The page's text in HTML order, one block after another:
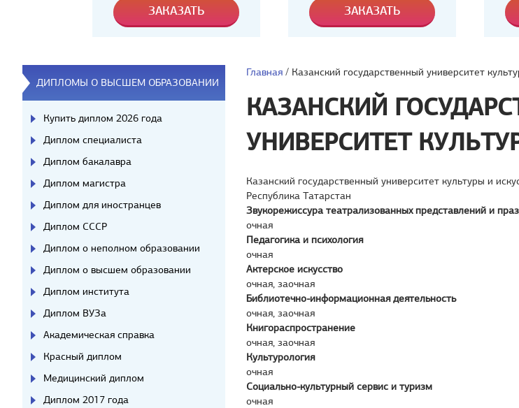
Главная / Казанский государственный университет
КАЗАНСКИЙ
УНИВЕРСИТЕТ
Казанский государственный университет культуры и
Республика Татарстан
Звукорежиссура театрализованных представлений и
очная
Педагогика и психология
очная
Актерское искусство
очная, заочная
Библиотечно-информационная деятельность
очная, заочная
Книгораспространение
очная, заочная
Культурология
очная
Социально-культурный сервис и туризм
очная
ДИПЛОМЫ О ВЫСШЕМ ОБРАЗОВАНИИ
Купить диплом 2026 года
Диплом специалиста
Диплом бакалавра
Диплом магистра
Диплом для иностранцев
Диплом СССР
Диплом о неполном образовании
Диплом о высшем образовании
Диплом института
Диплом ВУЗа
Академическая справка
Красный диплом
Медицинский диплом
Диплом 2017 года